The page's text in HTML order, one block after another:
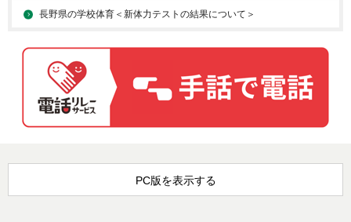
長野県の学校体育＜新体力テストの結果について＞
PC版を表示する